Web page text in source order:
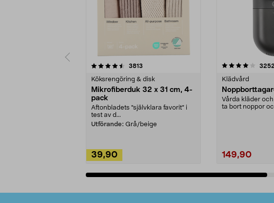
3813
Köksrengöring & disk
Mikrofiberduk 32 x 31 cm, 4-
pack
Aftonbladets "självklara favorit” i
test av d...
Utförande: Grå/beige
39,90
4.0av 5 stjärnor 3252
Klädvård
Vårda kläder
ta bort noppor
149,90
4.5av